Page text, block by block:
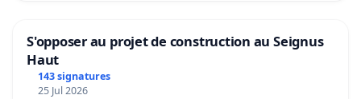
S'opposer au projet de construction au Seignus
Haut
143 signatures
25 Jul 2026